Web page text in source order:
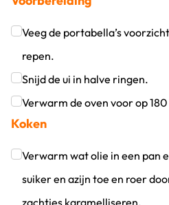
Veeg de portabella’s
repen.
Klik om dit selectievakje aan
Snijd de ui in halve ringen.
Klik om dit selectievakje aan
Verwarm de oven voor op
Klik om dit selectievakje aan
Koken
Verwarm wat olie in een pan
suiker en azijn toe en roer
zachtjes karamelliseren.